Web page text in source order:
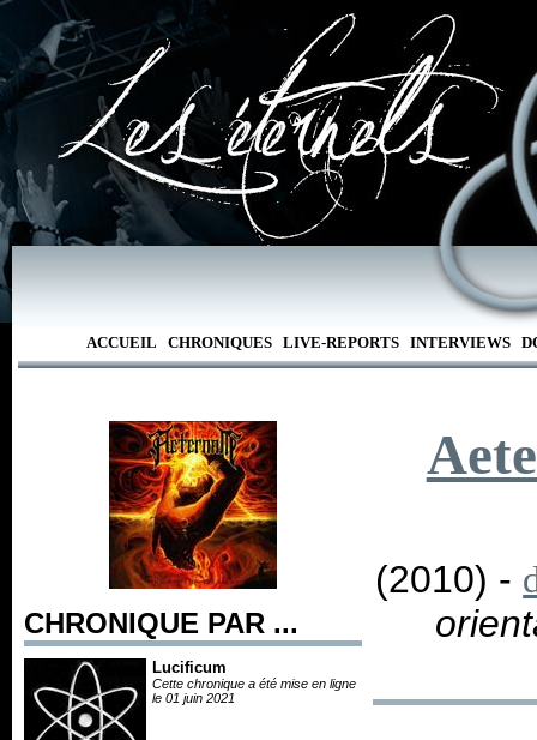
ACCUEIL CHRONIQUES LIVE-REPORTS INTERVIEWS
CHRONIQUE PAR ...
Lucificum
Cette chronique a été mise en ligne
le 01 juin 2021
(2010) -